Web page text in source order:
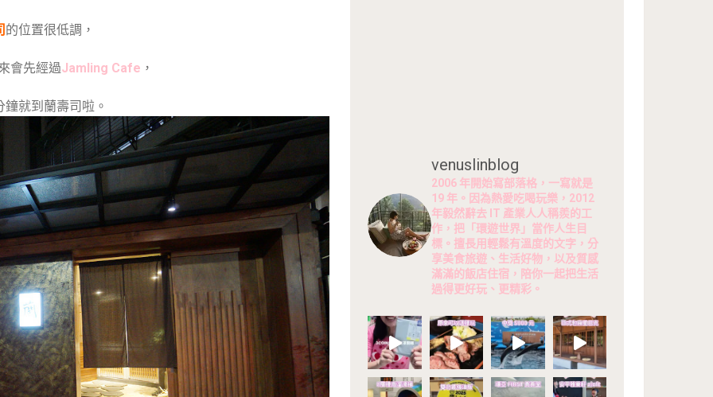
的位置很低調，
會先經過Jamling Cafe ，
鐘就到蘭壽司啦。
venuslinblog
2006 年開始寫部落格，一寫就是
19 年。因為熱愛吃喝玩樂，2012
年毅然辭去 IT 產業人人稱羨的工
作，把「環遊世界」當作人生目
標。擅長用輕鬆有溫度的文字，分
享美食旅遊、生活好物，以及質感
滿滿的飯店住宿，陪你一起把生活
過得更好玩、更精彩。